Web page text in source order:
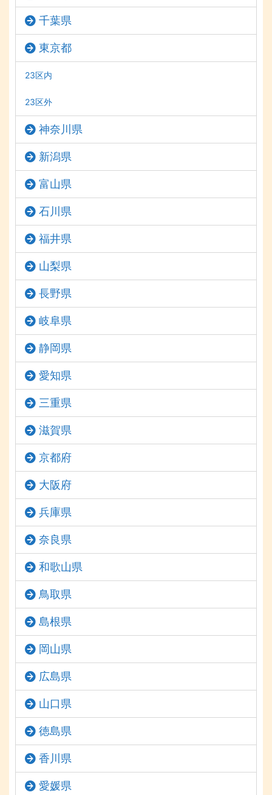
千葉県
東京都
23区内
23区外
神奈川県
新潟県
富山県
石川県
福井県
山梨県
長野県
岐阜県
静岡県
愛知県
三重県
滋賀県
京都府
大阪府
兵庫県
奈良県
和歌山県
鳥取県
島根県
岡山県
広島県
山口県
徳島県
香川県
愛媛県